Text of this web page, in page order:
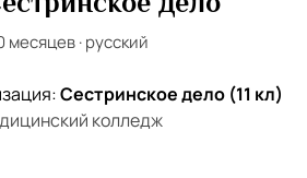
месяцев·русский
Сестринское дело (11 кл)
колледж